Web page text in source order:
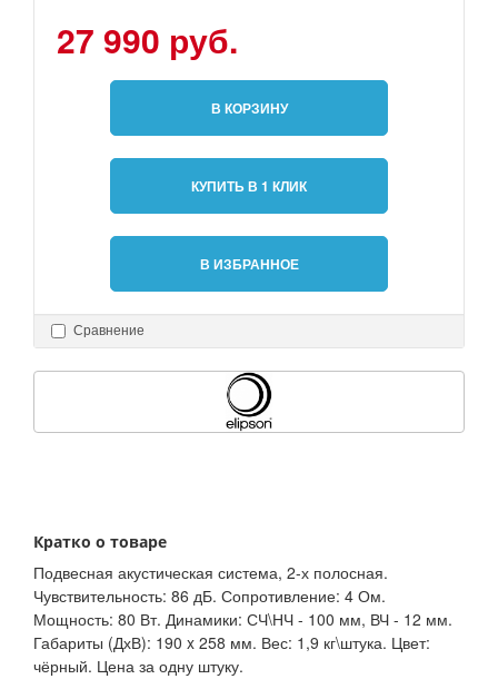
27 990 руб.
В КОРЗИНУ
КУПИТЬ В 1 КЛИК
В ИЗБРАННОЕ
Сравнение
Кратко о товаре
Подвесная акустическая система, 2-х полосная.
Чувствительность: 86 дБ. Сопротивление: 4 Ом.
Мощность: 80 Вт. Динамики: СЧ\НЧ - 100 мм, ВЧ - 12 мм.
Габариты (ДхВ): 190 x 258 мм. Вес: 1,9 кг\штука. Цвет:
чёрный. Цена за одну штуку.